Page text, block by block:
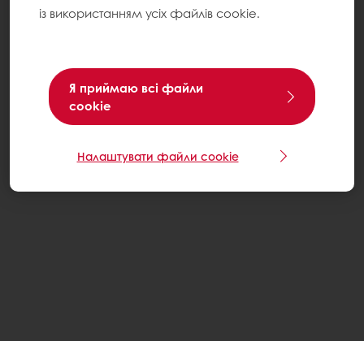
із використанням усіх файлів cookie.
Я приймаю всі файли
cookie
Налаштувати файли cookie